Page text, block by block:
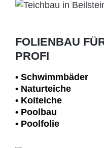
FOLIENBAU
PROFI
• Schwimm­bäder
• Naturteiche
• Koiteiche
• Poolbau
• Poolfolie